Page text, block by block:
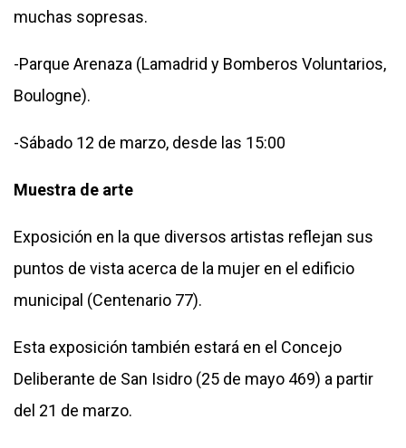
muchas sopresas.
-Parque Arenaza (Lamadrid y Bomberos Voluntarios,
Boulogne).
-Sábado 12 de marzo, desde las 15:00
Muestra de arte
Exposición en la que diversos artistas reflejan sus
puntos de vista acerca de la mujer en el edificio
municipal (Centenario 77).
Esta exposición también estará en el Concejo
Deliberante de San Isidro (25 de mayo 469) a partir
del 21 de marzo.